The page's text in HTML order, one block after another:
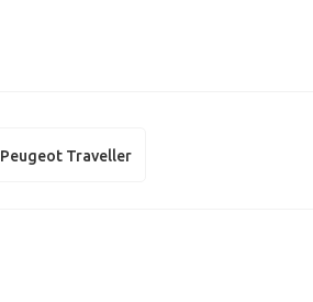
Peugeot Traveller